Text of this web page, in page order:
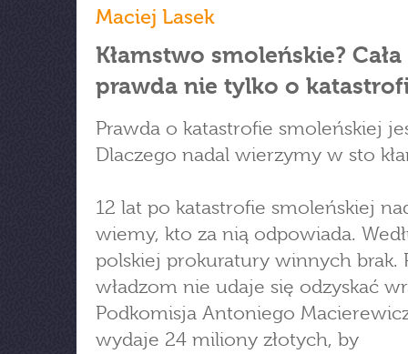
Maciej Lasek
Kłamstwo smoleńskie? Cała
prawda nie tylko o
Prawda o katastrofie smoleńskiej
Dlaczego nadal wierzymy w sto
12 lat po katastrofie smoleńskiej
wiemy, kto za nią odpowiada.
polskiej prokuratury winnych brak.
władzom nie udaje się odzyskać
Podkomisja Antoniego
wydaje 24 miliony złotych, by